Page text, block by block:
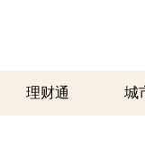
理财通 城